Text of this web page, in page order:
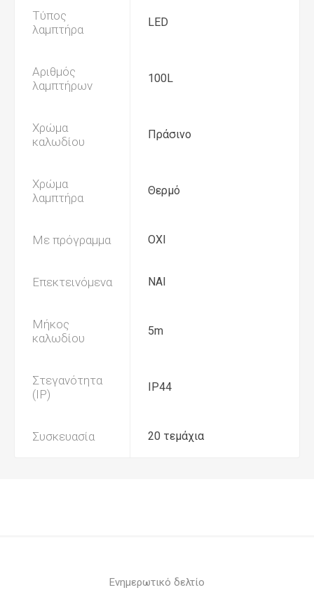
Τύπος
λαμπτήρα
LED
Αριθμός
λαμπτήρων
100L
Χρώμα
καλωδίου
Πράσινο
Χρώμα
λαμπτήρα
Θερμό
Με πρόγραμμα ΟΧΙ
Επεκτεινόμενα ΝΑΙ
Μήκος
καλωδίου
5m
Στεγανότητα
(IP)
IP44
Συσκευασία 20 τεμάχια
Ενημερωτικό δελτίο